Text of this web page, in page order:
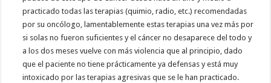
practicado todas las terapias (quimio, radio, etc.) recomendadas
por su oncólogo, lamentablemente estas terapias una vez más por
si solas no fueron suficientes y el cáncer no desaparece del todo y
a los dos meses vuelve con más violencia que al principio, dado
que el paciente no tiene prácticamente ya defensas y está muy
intoxicado por las terapias agresivas que se le han practicado.